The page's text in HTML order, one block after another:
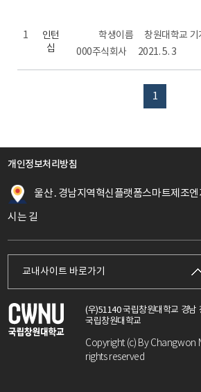
1
인턴
십
학생이름 창원대학교
000주식회사
2021. 5. 3
1
개인정보처리방침
울산․경남지역혁신플랫폼스마트제조
시는 길
교내사이트 바로가기
(우)51140 국립창원대학교 경남
국립창원대학교
Copyright (c) By Changwon
rights reserved